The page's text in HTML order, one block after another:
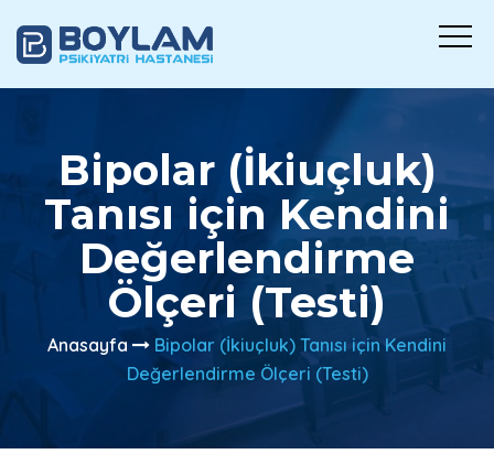
Bipolar (İkiuçluk)
Tanısı için Kendini
Değerlendirme
Ölçeri (Testi)
Anasayfa
Bipolar (İkiuçluk) Tanısı için Kendini
Değerlendirme Ölçeri (Testi)